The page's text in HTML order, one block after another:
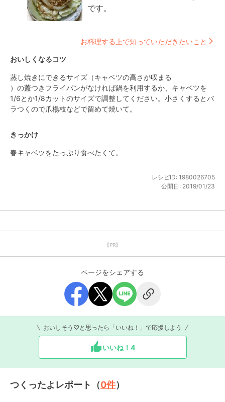
です。
お料理する上で知っていただきたいこと
おいしくなるコツ
蒸し焼きにできるサイズ（キャベツの高さが収まる
）の蓋つきフライパンがなければ鍋を利用するか、キャベツを
1/6とか1/8カットのサイズで調整してください。小さくするとバ
ラつくので爪楊枝などで留めて焼いて。
きっかけ
春キャベツをたっぷり食べたくて。
レシピID: 1980026705
公開日: 2019/01/23
【PR】
ページをシェアする
おいしそう♡と思ったら「いいね！」で応援しよう
いいね！ 4
つくったよレポート（0件）